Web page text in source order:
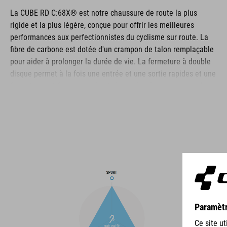
La CUBE RD C:68X® est notre chaussure de route la plus
rigide et la plus légère, conçue pour offrir les meilleures
performances aux perfectionnistes du cyclisme sur route. La
fibre de carbone est dotée d'un crampon de talon remplaçable
pour aider à prolonger la durée de vie. La fermeture à double
disque permet à la fois une entrée et une sortie rapides et une